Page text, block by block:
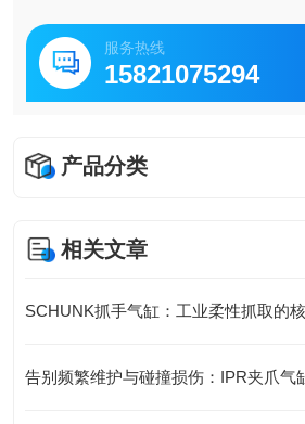
服务热线
15821075294
产品分类
相关文章
SCHUNK抓手气缸：工业柔性抓取的
告别频繁维护与碰撞损伤：IPR夹爪气